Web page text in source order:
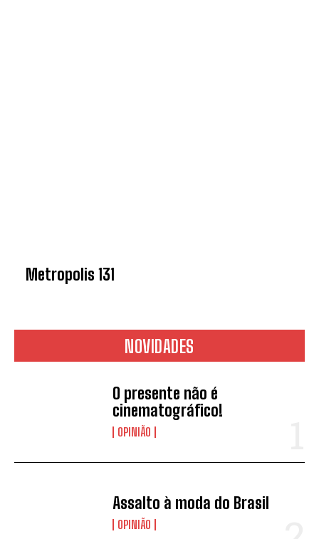
Metropolis 131
NOVIDADES
O presente não é
cinematográfico!
OPINIÃO
Assalto à moda do Brasil
OPINIÃO